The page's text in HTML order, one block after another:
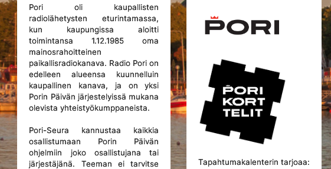
Pori oli kaupallisten
radiolähetysten eturintamassa,
kun kaupungissa aloitti
toimintansa 1.12.1985 oma
mainosrahoitteinen
paikallisradiokanava. Radio Pori on
edelleen alueensa kuunnelluin
kaupallinen kanava, ja on yksi
Porin Päivän järjestelyissä mukana
olevista yhteistyökumppaneista.
Pori-Seura kannustaa kaikkia
osallistumaan Porin Päivän
ohjelmiin joko osallistujana tai
järjestäjänä. Teeman ei tarvitse
Tapahtumakalenterin tarjoaa: